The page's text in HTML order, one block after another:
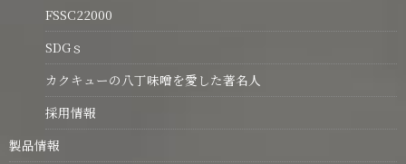
FSSC22000
SDGｓ
カクキューの八丁味噌を愛した著名人
採用情報
製品情報